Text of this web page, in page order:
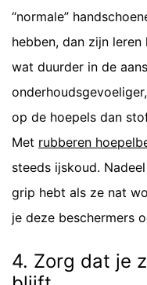
“normale”
hebben, dan zijn
wat duurder in de
op de hoepels dan
Met rubberen
steeds ijskoud.
grip hebt als ze nat
je deze beschermers
4. Zorg dat je